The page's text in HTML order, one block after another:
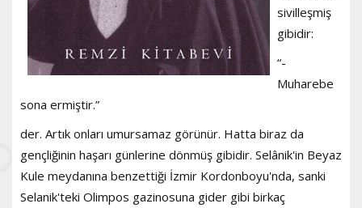
sivilleşmiş
gibidir:
“-
Muharebe
sona ermiştir.”
der. Artık onları umursamaz görünür. Hatta biraz da
gençliğinin haşarı günlerine dönmüş gibidir. Selânik'in Beyaz
Kule meydanına benzettiği İzmir Kordonboyu'nda, sanki
Selanik'teki Olimpos gazinosuna gider gibi birkaç